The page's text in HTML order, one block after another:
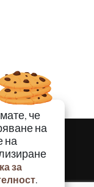
че
на
на
за
.